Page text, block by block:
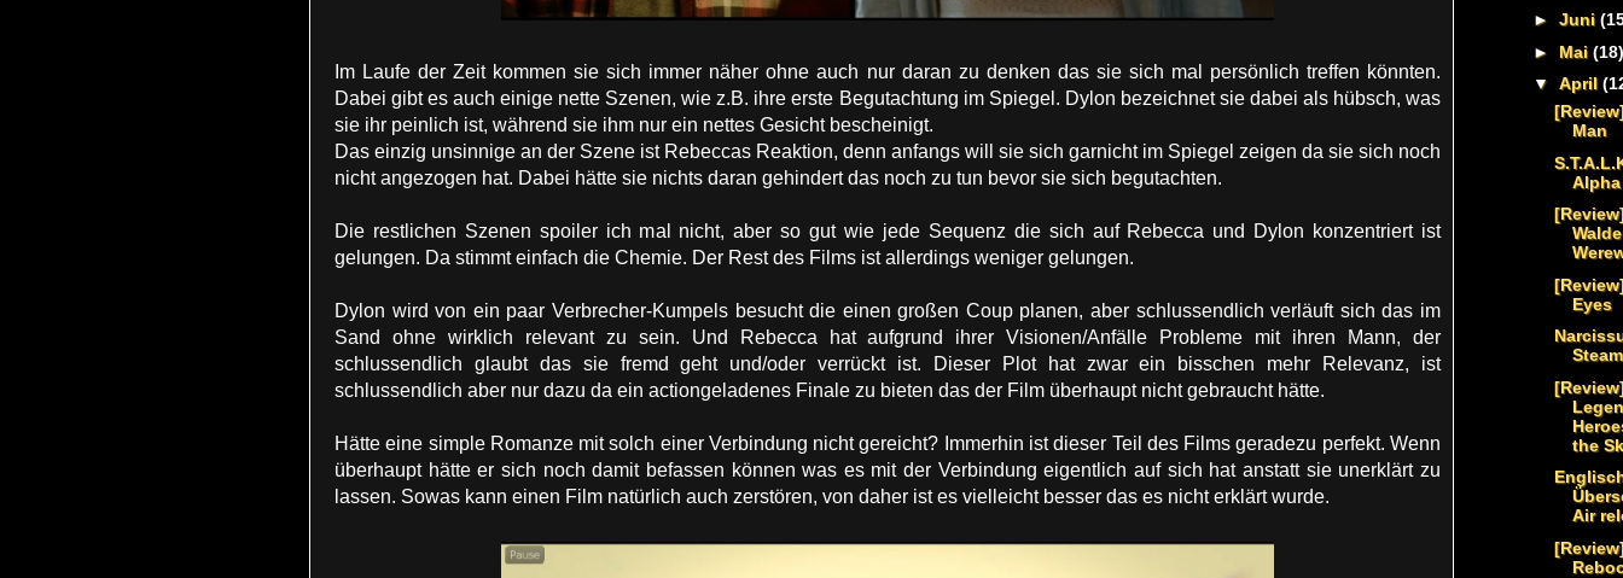
Im Laufe der Zeit kommen sie sich immer näher ohne auch nur daran zu denken das sie sich mal persönlich treffen könnten.
Dabei gibt es auch einige nette Szenen, wie z.B. ihre erste Begutachtung im Spiegel. Dylon bezeichnet sie dabei als hübsch, was
sie ihr peinlich ist, während sie ihm nur ein nettes Gesicht bescheinigt.
Das einzig unsinnige an der Szene ist Rebeccas Reaktion, denn anfangs will sie sich garnicht im Spiegel zeigen da sie sich noch
nicht angezogen hat. Dabei hätte sie nichts daran gehindert das noch zu tun bevor sie sich begutachten.
Die restlichen Szenen spoiler ich mal nicht, aber so gut wie jede Sequenz die sich auf Rebecca und Dylon konzentriert ist
gelungen. Da stimmt einfach die Chemie. Der Rest des Films ist allerdings weniger gelungen.
Dylon wird von ein paar Verbrecher-Kumpels besucht die einen großen Coup planen, aber schlussendlich verläuft sich das im
Sand ohne wirklich relevant zu sein. Und Rebecca hat aufgrund ihrer Visionen/Anfälle Probleme mit ihren Mann, der
schlussendlich glaubt das sie fremd geht und/oder verrückt ist. Dieser Plot hat zwar ein bisschen mehr Relevanz, ist
schlussendlich aber nur dazu da ein actiongeladenes Finale zu bieten das der Film überhaupt nicht gebraucht hätte.
Hätte eine simple Romanze mit solch einer Verbindung nicht gereicht? Immerhin ist dieser Teil des Films geradezu perfekt. Wenn
überhaupt hätte er sich noch damit befassen können was es mit der Verbindung eigentlich auf sich hat anstatt sie unerklärt zu
lassen. Sowas kann einen Film natürlich auch zerstören, von daher ist es vielleicht besser das es nicht erklärt wurde.
► Juni
► Mai (18)
▼ April
Man
Alpha
Eyes
the
Air